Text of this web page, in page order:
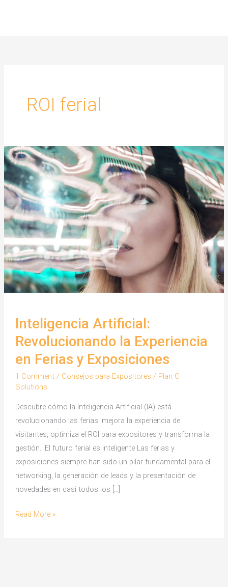
ROI ferial
Inteligencia Artificial:
Revolucionando la Experiencia
en Ferias y Exposiciones
1 Comment / Consejos para Expositores / Plan C
Solutions
Descubre cómo la Inteligencia Artificial (IA) está
revolucionando las ferias: mejora la experiencia de
visitantes, optimiza el ROI para expositores y transforma la
gestión. ¡El futuro ferial es inteligente Las ferias y
exposiciones siempre han sido un pilar fundamental para el
networking, la generación de leads y la presentación de
novedades en casi todos los […]
Inteligencia
Read More »